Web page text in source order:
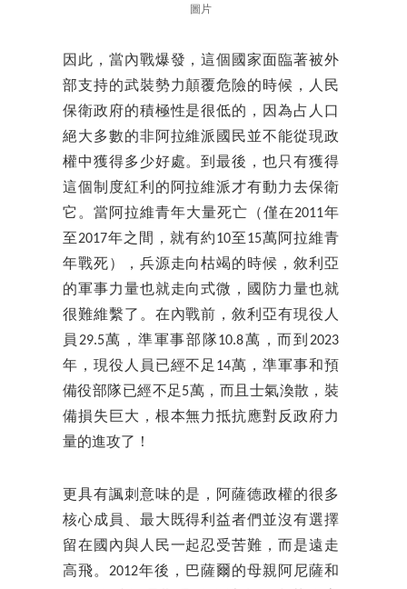
圖片
因此，當內戰爆發，這個國家面臨著被外
部支持的武裝勢力顛覆危險的時候，人民
保衛政府的積極性是很低的，因為占人口
絕大多數的非阿拉維派國民並不能從現政
權中獲得多少好處。到最後，也只有獲得
這個制度紅利的阿拉維派才有動力去保衛
它。當阿拉維青年大量死亡（僅在2011年
至2017年之間，就有約10至15萬阿拉維青
年戰死），兵源走向枯竭的時候，敘利亞
的軍事力量也就走向式微，國防力量也就
很難維繫了。在內戰前，敘利亞有現役人
員29.5萬，準軍事部隊10.8萬，而到2023
年，現役人員已經不足14萬，準軍事和預
備役部隊已經不足5萬，而且士氣渙散，裝
備損失巨大，根本無力抵抗應對反政府力
量的進攻了！
更具有諷刺意味的是，阿薩德政權的很多
核心成員、最大既得利益者們並沒有選擇
留在國內與人民一起忍受苦難，而是遠走
高飛。2012年後，巴薩爾的母親阿尼薩和